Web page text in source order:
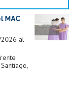
MAC
al